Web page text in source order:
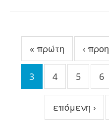
« πρώτη ‹
3 4 5 6
επόμενη ›